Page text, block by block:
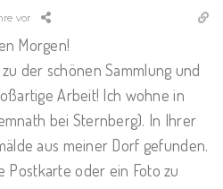
vor
Morgen!
der schönen Sammlung und
Arbeit! Ich wohne in
bei Sternberg). In Ihrer
aus meiner Dorf gefunden.
Postkarte oder ein Foto zu